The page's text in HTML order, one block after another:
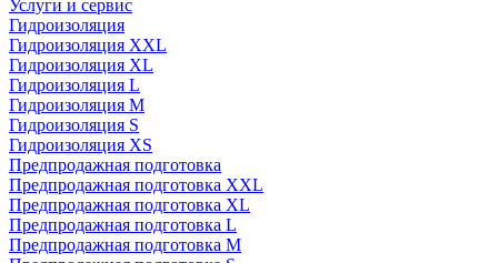
Услуги и сервис
Гидроизоляция
Гидроизоляция XXL
Гидроизоляция XL
Гидроизоляция L
Гидроизоляция M
Гидроизоляция S
Гидроизоляция XS
Предпродажная подготовка
Предпродажная подготовка XXL
Предпродажная подготовка XL
Предпродажная подготовка L
Предпродажная подготовка M